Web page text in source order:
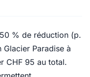
% de réduction (p.
Paradise à
CHF 95 au total.